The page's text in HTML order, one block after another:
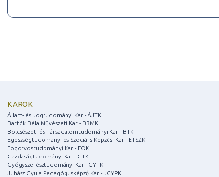
KAROK
Állam- és Jogtudományi Kar - ÁJTK
Bartók Béla Művészeti Kar - BBMK
Bölcsészet- és Társadalomtudományi Kar - BTK
Egészségtudományi és Szociális Képzési Kar - ETSZK
Fogorvostudományi Kar - FOK
Gazdaságtudományi Kar - GTK
Gyógyszerésztudományi Kar - GYTK
Juhász Gyula Pedagógusképző Kar - JGYPK